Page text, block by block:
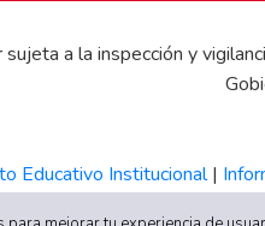
sujeta a la inspección y
Educativo Institucional|